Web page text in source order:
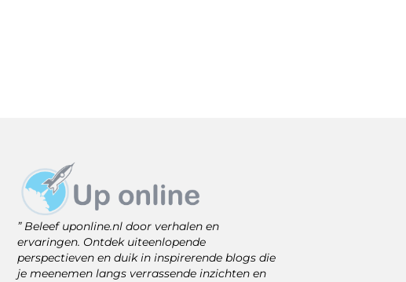
” Beleef uponline.nl door verhalen en
ervaringen. Ontdek uiteenlopende
perspectieven en duik in inspirerende blogs die
je meenemen langs verrassende inzichten en